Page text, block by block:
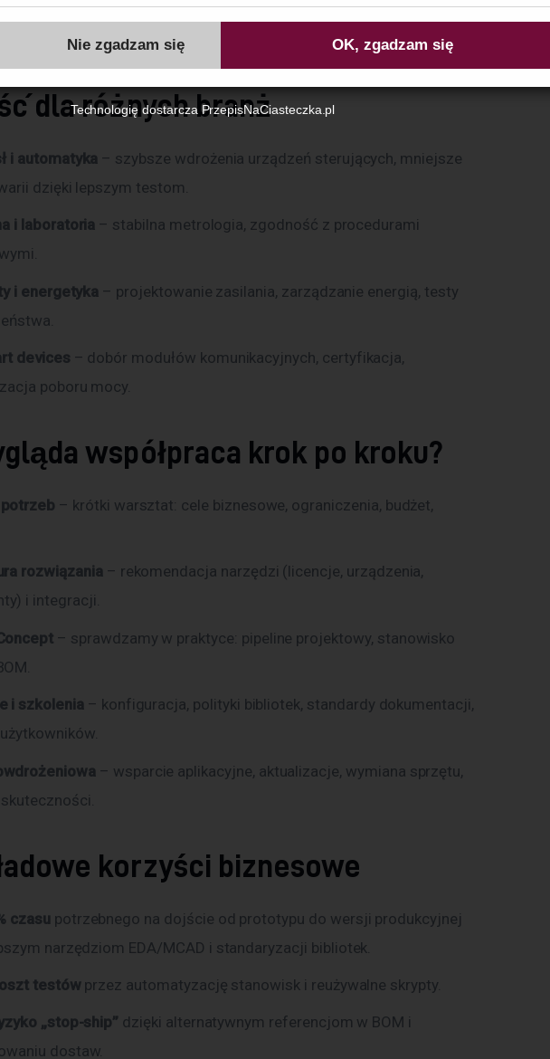
cookies oraz tego, w jaki sposób przetwarzamy dane przeczytasz wInformacji
o plikach cookiesoraz naszej Polityce prywatności.
Identyfikator zgody:ID50207260806120643
Nie zgadzam się OK, zgadzam się
Technologię dostarcza PrzepisNaCiasteczka.pl
z normami branżowymi (np. medyczna, przemysłowa, automotive –
projektu).
dla różnych branż
i automatyka – szybsze wdrożenia urządzeń sterujących, mniejsze
dzięki lepszym testom.
i laboratoria – stabilna metrologia, zgodność z procedurami
i energetyka – projektowanie zasilania, zarządzanie energią, testy
devices – dobór modułów komunikacyjnych, certyfikacja,
poboru mocy.
współpraca krok po kroku?
potrzeb – krótki warsztat: cele biznesowe, ograniczenia, budżet,
rozwiązania– rekomendacja narzędzi (licencje, urządzenia,
i integracji.
– sprawdzamy w praktyce: pipeline projektowy, stanowisko
i szkolenia– konfiguracja, polityki bibliotek, standardy dokumentacji,
– wsparcie aplikacyjne, aktualizacje, wymiana sprzętu,
korzyści biznesowe
czasu potrzebnego na dojście od prototypu do wersji produkcyjnej
narzędziom EDA/MCAD i standaryzacji bibliotek.
testów przez automatyzację stanowisk i reużywalne skrypty.
„stop-ship” dzięki alternatywnym referencjom w BOM i
dostaw.